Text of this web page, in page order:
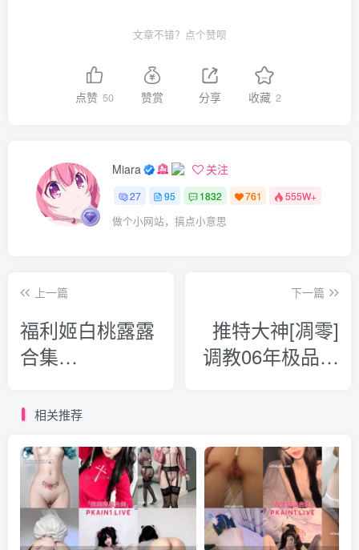
文章不错？点个赞呗
点赞 50 赞赏 分享 收藏 2
Miara 关注
27 95 1832 761 555W+
做个小网站，搞点小意思
上一篇
福利姬白桃露露
合集
下一篇
推特大神[凋零]
调教06年极品妹
[22P/57V/19.6G]
相关推荐